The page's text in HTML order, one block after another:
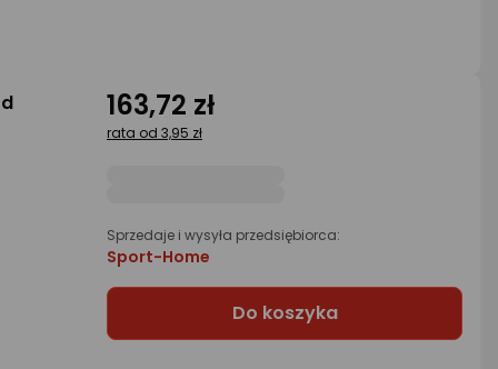
163,72 zł
rata od 3,95 zł
Sprzedaje i wysyła przedsiębiorca:
Sport-Home
Do koszyka